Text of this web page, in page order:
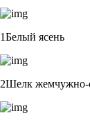
1Белый ясень
2Шелк жемчужно-